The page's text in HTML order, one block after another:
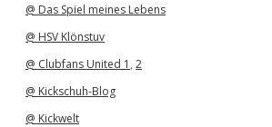
@ Das Spiel meines Lebens
@ HSV Klönstuv
@ Clubfans United 1 , 2
@ Kickschuh-Blog
@ Kickwelt